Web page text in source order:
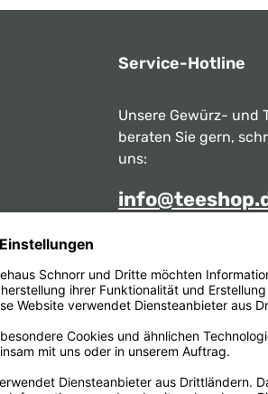
Service-Hotline
Unsere Gewürz- und
beraten Sie gern,
uns:
Mo - Sa zwischen
unter: